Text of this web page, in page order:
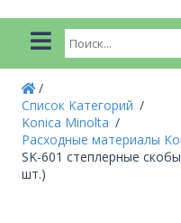
Список Категорий
Konica Minolta
Расходные материалы
SK-601 степлерные
шт.)